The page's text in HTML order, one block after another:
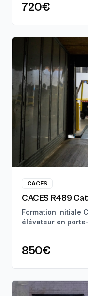
720€
CACES
CACES R489
Formation initiale
élévateur en
850€